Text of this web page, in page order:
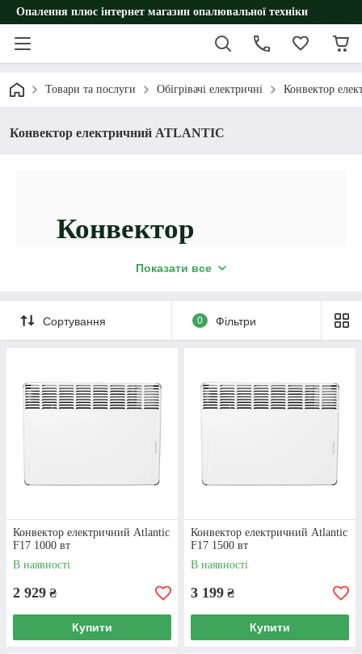
Опалення плюс інтернет магазин опалювальної техніки
Товари та послуги Обігрівачі електричні Конвектор
Конвектор електричний ATLANTIC
Конвектор
електричний
Atlantic
– оптимальна альтернатива газовому
переплат. Безкоштовно доставимо
конвектор
електричнийпо Україні, за умови 100%
КОНВЕКТОР
ATLANTIC: МОДЕЛІ,
ЯКІ МАЮТЬ
Показати все
Сортування 0 Фільтри
Конвектор електричний Atlantic
F17 1000 вт
В наявності
2 929 ₴
Купити
Конвектор електричний Atlantic
F17 1500 вт
В наявності
3 199 ₴
Купити